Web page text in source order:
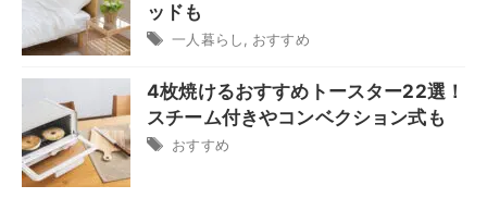
ッドも
一人暮らし おすすめ
4枚焼けるおすすめトースター22選！
スチーム付きやコンベクション式も
おすすめ